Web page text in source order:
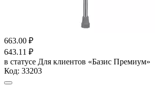
663.00 ₽
643.11 ₽
в статусе Для клиентов «Базис Премиум»
Код: 33203